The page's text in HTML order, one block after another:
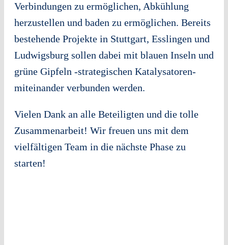
Verbindungen zu ermöglichen, Abkühlung
herzustellen und baden zu ermöglichen. Bereits
bestehende Projekte in Stuttgart, Esslingen und
Ludwigsburg sollen dabei mit blauen Inseln und
grüne Gipfeln -strategischen Katalysatoren-
miteinander verbunden werden.
Vielen Dank an alle Beteiligten und die tolle
Zusammenarbeit! Wir freuen uns mit dem
vielfältigen Team in die nächste Phase zu
starten!